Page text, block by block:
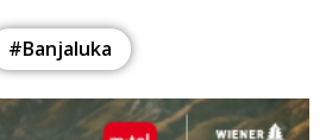
#Banjaluka